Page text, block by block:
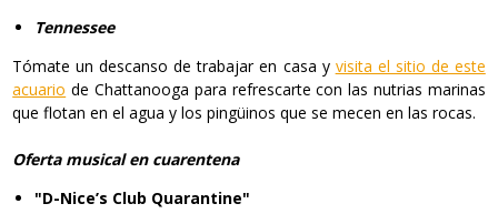
Tennessee
Tómate un descanso de trabajar en casa y visita el sitio de este
acuario de Chattanooga para refrescarte con las nutrias marinas
que flotan en el agua y los pingüinos que se mecen en las rocas.
Oferta musical en cuarentena
"D-Nice’s Club Quarantine"